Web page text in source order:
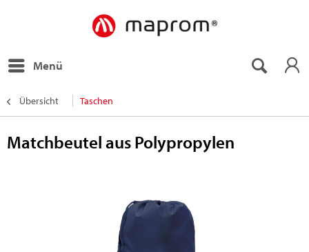
Menü
Übersicht Taschen
Matchbeutel aus Polypropylen